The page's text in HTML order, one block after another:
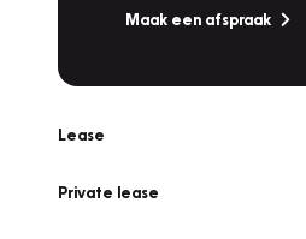
Maak een afspraak
Lease
Private lease